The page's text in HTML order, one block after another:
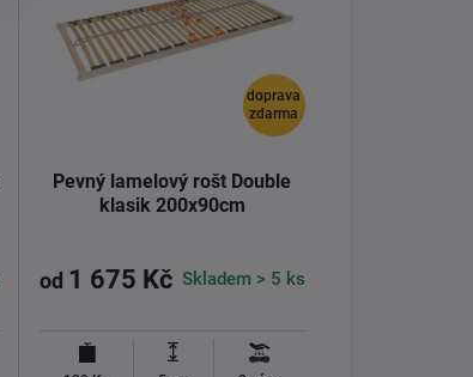
doprava
zdarma
Pevný lamelový rošt Double
klasik 200x90cm
od 1 675 Kč Skladem > 5 ks